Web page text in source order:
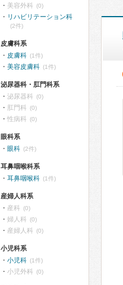
美容外科 (0)
リハビリテーション科
(2件)
皮膚科系
皮膚科 (1件)
美容皮膚科 (1件)
泌尿器科・肛門科系
泌尿器科 (0)
肛門科 (0)
性病科 (0)
眼科系
眼科 (2件)
耳鼻咽喉科系
耳鼻咽喉科 (1件)
産婦人科系
産科 (0)
婦人科 (0)
産婦人科 (0)
小児科系
小児科 (1件)
小児外科 (0)